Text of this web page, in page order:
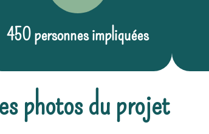
450 personnes impliquées
photos du projet